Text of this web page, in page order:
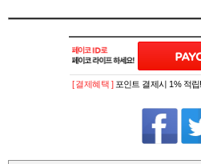
[ 결제혜택 ] 포인트 결제시 1% 적립!